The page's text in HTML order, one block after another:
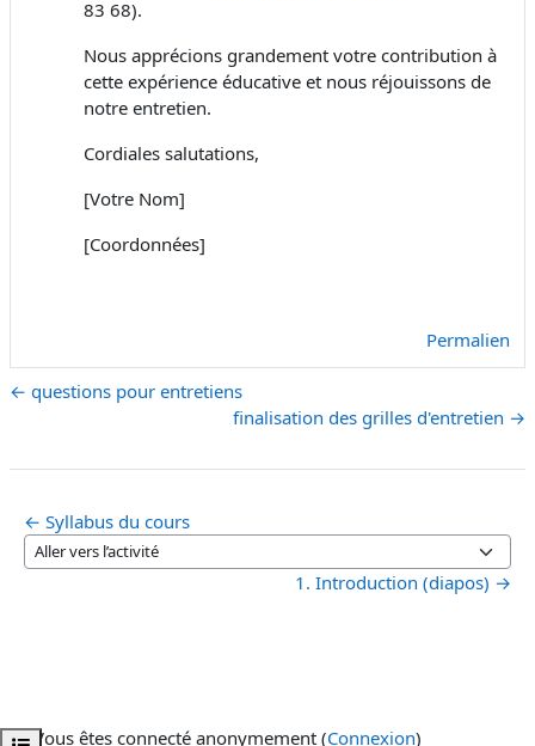
83 68).
Nous apprécions grandement votre contribution à
cette expérience éducative et nous réjouissons de
notre entretien.
Cordiales salutations,
[Votre Nom]
[Coordonnées]
Permalien
← questions pour entretiens
finalisation des grilles d'entretien →
← Syllabus du cours
Aller vers l’activité
1. Introduction (diapos) →
Vous êtes connecté anonymement (Connexion)